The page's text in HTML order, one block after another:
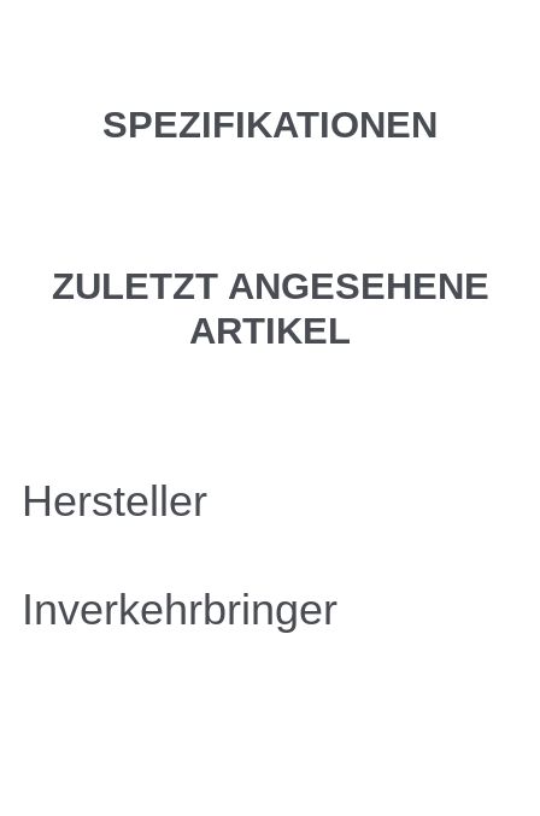
SPEZIFIKATIONEN
ZULETZT ANGESEHENE
ARTIKEL
Hersteller
Inverkehrbringer